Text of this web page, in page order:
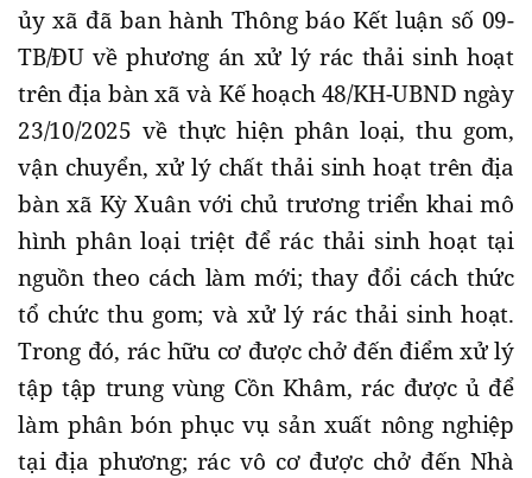
ủy xã đã ban hành Thông báo Kết luận số 09-
TB/ĐU về phương án xử lý rác thải sinh hoạt
trên địa bàn xã và Kế hoạch 48/KH-UBND ngày
23/10/2025 về thực hiện phân loại, thu gom,
vận chuyển, xử lý chất thải sinh hoạt trên địa
bàn xã Kỳ Xuân với chủ trương triển khai mô
hình phân loại triệt để rác thải sinh hoạt tại
nguồn theo cách làm mới; thay đổi cách thức
tổ chức thu gom; và xử lý rác thải sinh hoạt.
Trong đó, rác hữu cơ được chở đến điểm xử lý
tập tập trung vùng Cồn Khâm, rác được ủ để
làm phân bón phục vụ sản xuất nông nghiệp
tại địa phương; rác vô cơ được chở đến Nhà